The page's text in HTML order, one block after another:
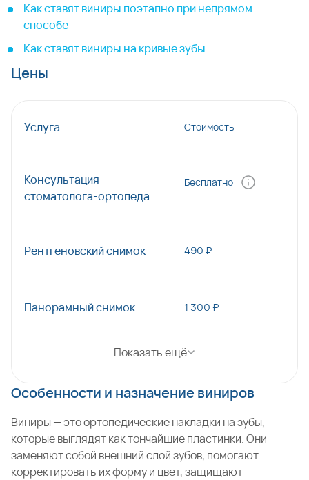
Как ставят виниры поэтапно при непрямом
способе
Как ставят виниры на кривые зубы
Цены
Услуга Стоимость
Консультация
стоматолога-ортопеда
Бесплатно
Рентгеновский снимок 490 ₽
Панорамный снимок 1 300 ₽
Показать ещё
Особенности и назначение виниров
Виниры — это ортопедические накладки на зубы,
которые выглядят как тончайшие пластинки. Они
заменяют собой внешний слой зубов, помогают
корректировать их форму и цвет, защищают